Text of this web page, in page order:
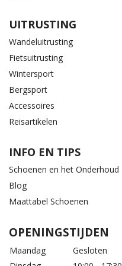
UITRUSTING
Wandeluitrusting
Fietsuitrusting
Wintersport
Bergsport
Accessoires
Reisartikelen
INFO EN TIPS
Schoenen en het Onderhoud
Blog
Maattabel Schoenen
OPENINGSTIJDEN
Maandag
Gesloten